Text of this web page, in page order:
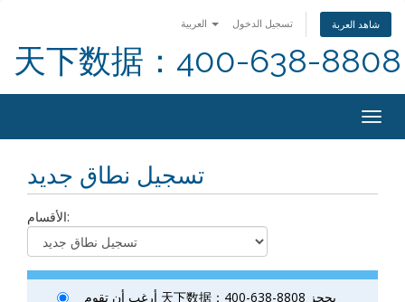
تسجيل الدخول شاهد العربة
天下数据：400-638-8808
تسجيل نطاق جديد
الأقسام:
أرغب أن تقوم 天下数据：400-638-8808 بحجز